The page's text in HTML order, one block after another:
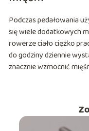
Podczas pedałowania
się wiele dodatkowych
rowerze ciało ciężko
do godziny dziennie
znacznie wzmocnić